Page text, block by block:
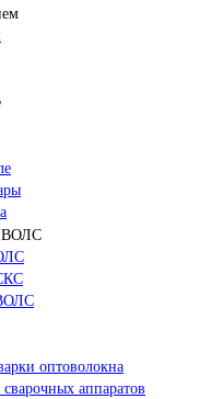
оптоволокна
аппаратов